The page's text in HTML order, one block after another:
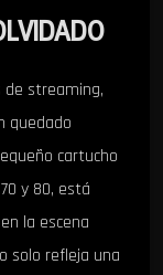
de streaming,
quedado
cartucho
y 80, está
la escena
solo refleja una